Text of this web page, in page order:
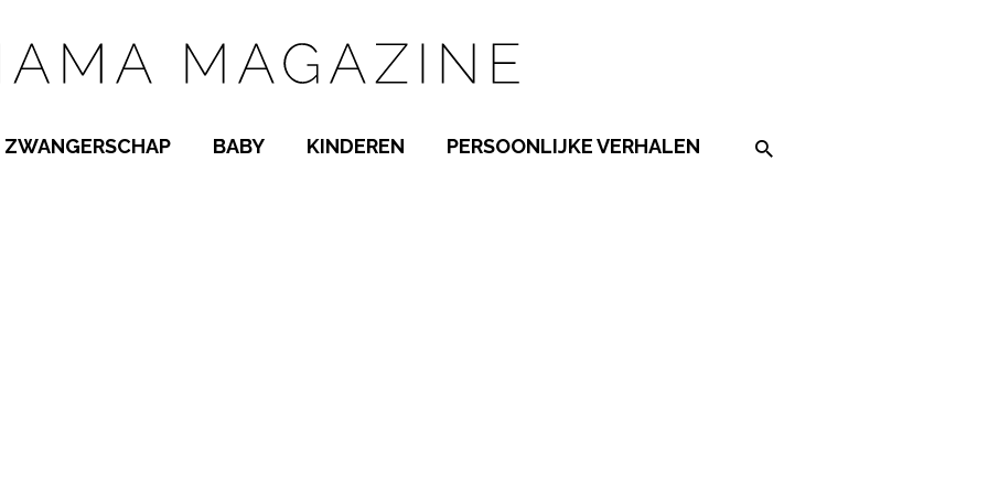
ZWANGERSCHAP BABY KINDEREN PERSOONLIJKE VERHALEN Search on the website